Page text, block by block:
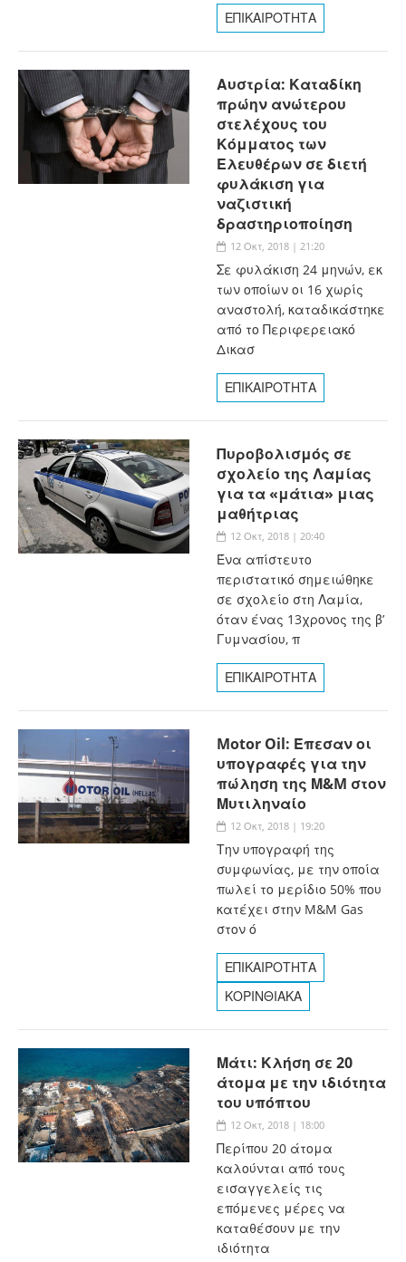
ΕΠΙΚΑΙΡΟΤΗΤΑ
Αυστρία: Καταδίκη
πρώην ανώτερου
στελέχους του
Κόμματος των
Ελευθέρων σε διετή
φυλάκιση για
ναζιστική
δραστηριοποίηση
12 Οκτ, 2018 | 21:20
Σε φυλάκιση 24 μηνών, εκ
των οποίων οι 16 χωρίς
αναστολή, καταδικάστηκε
από το Περιφερειακό
Δικασ
ΕΠΙΚΑΙΡΟΤΗΤΑ
Πυροβολισμός σε
σχολείο της Λαμίας
για τα «μάτια» μιας
μαθήτριας
12 Οκτ, 2018 | 20:40
Ένα απίστευτο
περιστατικό σημειώθηκε
σε σχολείο στη Λαμία,
όταν ένας 13χρονος της β’
Γυμνασίου, π
ΕΠΙΚΑΙΡΟΤΗΤΑ
Motor Oil: Έπεσαν οι
υπογραφές για την
πώληση της Μ&M στον
Μυτιληναίο
12 Οκτ, 2018 | 19:20
Την υπογραφή της
συμφωνίας, με την οποία
πωλεί το μερίδιο 50% που
κατέχει στην M&M Gas
στον ό
ΕΠΙΚΑΙΡΟΤΗΤΑ
ΚΟΡΙΝΘΙΑΚΑ
Μάτι: Κλήση σε 20
άτομα με την ιδιότητα
του υπόπτου
12 Οκτ, 2018 | 18:00
Περίπου 20 άτομα
καλούνται από τους
εισαγγελείς τις
επόμενες μέρες να
καταθέσουν με την
ιδιότητα